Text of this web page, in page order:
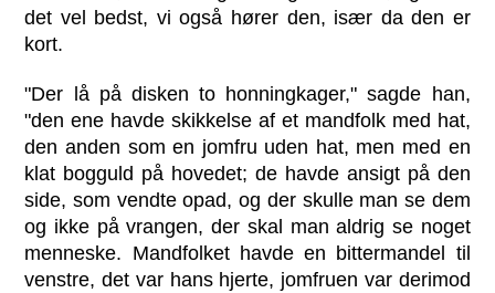
det vel bedst, vi også hører den, især da den er
kort.
"Der lå på disken to honningkager," sagde han,
"den ene havde skikkelse af et mandfolk med hat,
den anden som en jomfru uden hat, men med en
klat bogguld på hovedet; de havde ansigt på den
side, som vendte opad, og der skulle man se dem
og ikke på vrangen, der skal man aldrig se noget
menneske. Mandfolket havde en bittermandel til
venstre, det var hans hjerte, jomfruen var derimod